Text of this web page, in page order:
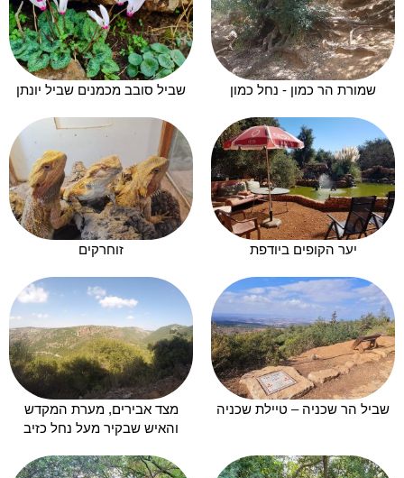
שמורת הר כמון - נחל כמון שביל סובב מכמנים שביל יונתן
יער הקופים ביודפת זוחרקים
שביל הר שכניה – טיילת שכניה
מצד אבירים, מערת המקדש
והאיש שבקיר מעל נחל כזיב